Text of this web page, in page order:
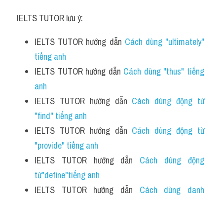
IELTS TUTOR lưu ý:
IELTS TUTOR hướng dẫn Cách dùng "ultimately"
tiếng anh
IELTS TUTOR hướng dẫn Cách dùng "thus" tiếng
anh
IELTS TUTOR hướng dẫn Cách dùng động từ
"find" tiếng anh
IELTS TUTOR hướng dẫn Cách dùng động từ
"provide" tiếng anh
IELTS TUTOR hướng dẫn Cách dùng động
từ"define"tiếng anh
IELTS TUTOR hướng dẫn Cách dùng danh